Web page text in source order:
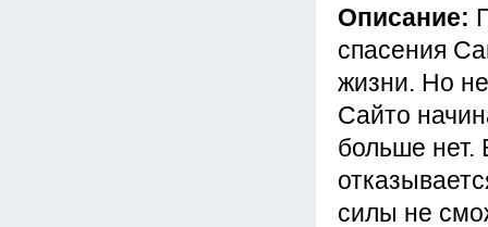
Описание:
спасения
жизни. Но
Сайто
больше нет.
силы не